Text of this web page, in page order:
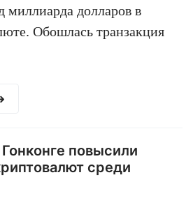
миллиарда долларов в
Обошлась транзакция
повысили
среди